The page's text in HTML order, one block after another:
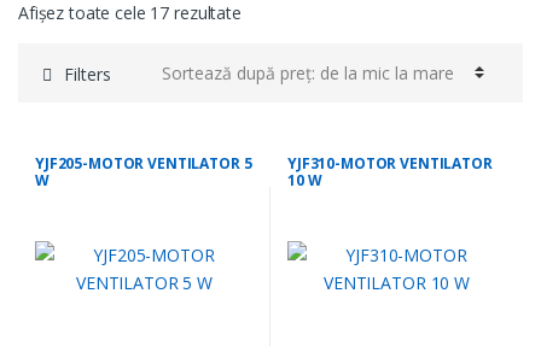
Afișez toate cele 17 rezultate
preț:
Filters
YJF205-MOTOR VENTILATOR 5
W
YJF310-MOTOR VENTILATOR
10 W